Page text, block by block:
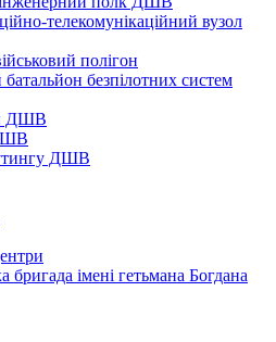
телекомунікаційний вузол
полігон
безпілотних систем
ДШВ
ДШВ
бригада імені гетьмана Богдана